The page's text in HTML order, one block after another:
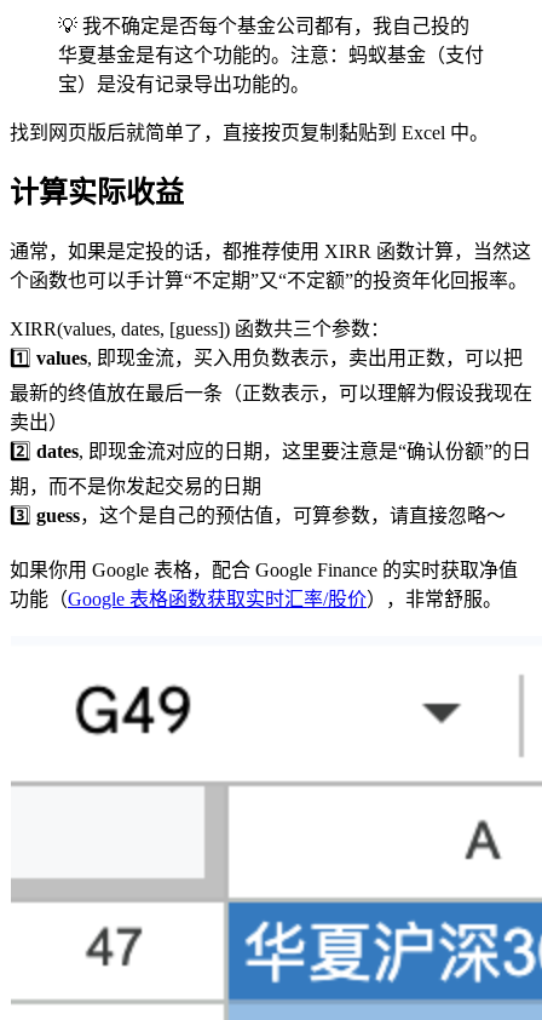
💡 我不确定是否每个基金公司都有，我自己投的
华夏基金是有这个功能的。注意：蚂蚁基金（支付
宝）是没有记录导出功能的。
找到网页版后就简单了，直接按页复制黏贴到 Excel 中。
计算实际收益
通常，如果是定投的话，都推荐使用 XIRR 函数计算，当然这
个函数也可以手计算“不定期”又“不定额”的投资年化回报率。
XIRR(values, dates, [guess]) 函数共三个参数：
1️⃣ values, 即现金流，买入用负数表示，卖出用正数，可以把
最新的终值放在最后一条（正数表示，可以理解为假设我现在
卖出）
2️⃣ dates, 即现金流对应的日期，这里要注意是“确认份额”的日
期，而不是你发起交易的日期
3️⃣ guess，这个是自己的预估值，可算参数，请直接忽略～
如果你用 Google 表格，配合 Google Finance 的实时获取净值
功能（Google 表格函数获取实时汇率/股价），非常舒服。